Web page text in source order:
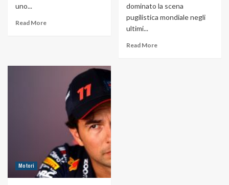
uno...
Read More
dominato la scena
pugilistica mondiale negli
ultimi...
Read More
Motori